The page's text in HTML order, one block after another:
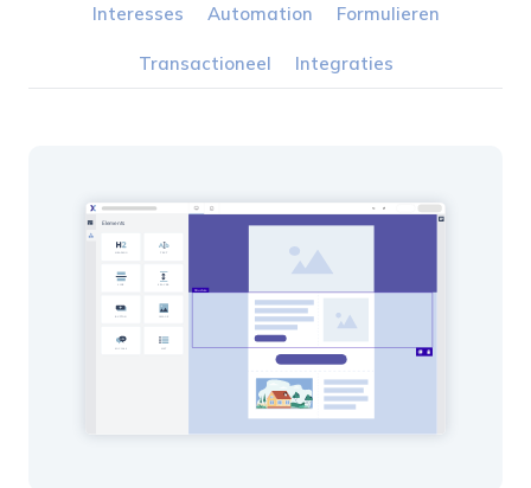
Interesses Automation Formulieren
Transactioneel Integraties